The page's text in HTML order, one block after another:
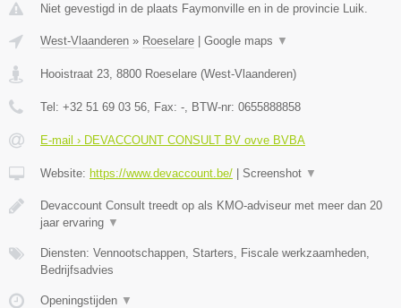
Niet gevestigd in de plaats Faymonville en in de provincie Luik.
West-Vlaanderen » Roeselare | Google maps ▼
Hooistraat 23 8800 Roeselare (West-Vlaanderen)
Tel: +32 51 69 03 56 , Fax: - , BTW-nr: 0655888858
E-mail › DEVACCOUNT CONSULT BV ovve BVBA
Website: https://www.devaccount.be/ | Screenshot ▼
Devaccount Consult treedt op als KMO-adviseur met meer dan 20
jaar ervaring ▼
Diensten: Vennootschappen, Starters, Fiscale werkzaamheden,
Bedrijfsadvies
Openingstijden ▼